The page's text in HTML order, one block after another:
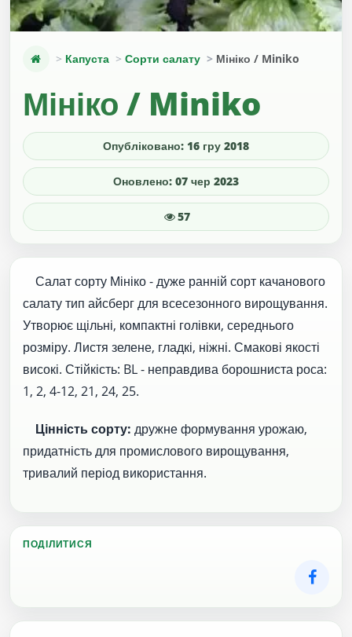
Капуста Сорти салату Мініко / Miniko
Мініко / Miniko
Опубліковано: 16 гру 2018
Оновлено: 07 чер 2023
57
Салат сорту Мініко - дуже ранній сорт качанового
салату тип айсберг для всесезонного вирощування.
Утворює щільні, компактні голівки, середнього
розміру. Листя зелене, гладкі, ніжні. Смакові якості
високі. Стійкість: BL - неправдива борошниста роса:
1, 2, 4-12, 21, 24, 25.
Цінність сорту: дружне формування урожаю,
придатність для промислового вирощування,
тривалий період використання.
ПОДІЛИТИСЯ